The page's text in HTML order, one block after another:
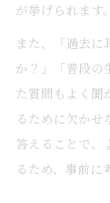
が挙げられます。
また、「過去に
か？」「普段の
た質問もよく聞
るために欠かせ
答えることで、
るため、事前に